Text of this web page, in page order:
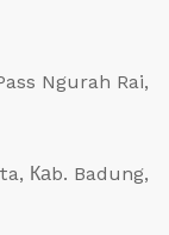
Ngurah Rai,
Каb. Badung,